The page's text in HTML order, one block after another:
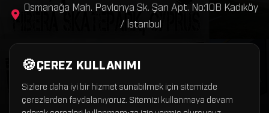
Osmanağa Mah. Pavlonya Sk. Şan Apt. No:10B Kadıköy
/ İstanbul
Copyright © 2026 BmxTR – Tüm hakları saklıdır.
ÇEREZ KULLANIMI
Sizlere daha iyi bir hizmet sunabilmek için sitemizde
çerezlerden faydalanıyoruz. Sitemizi kullanmaya devam